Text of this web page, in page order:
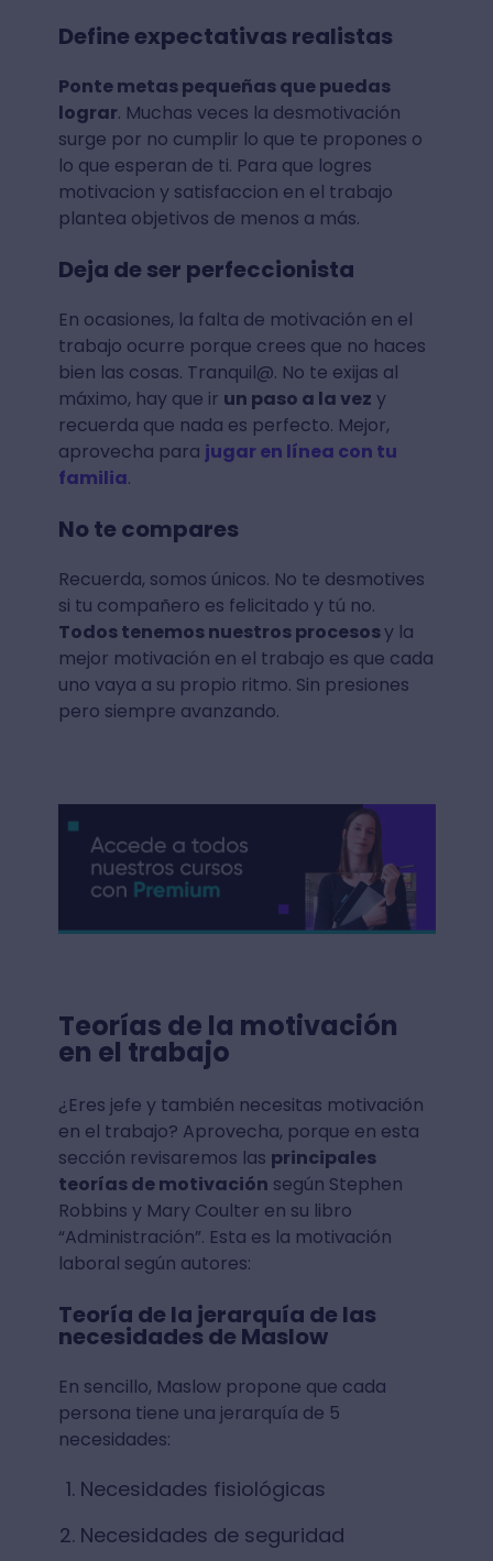
Define expectativas realistas
Ponte metas pequeñas que puedas
lograr. Muchas veces la desmotivación
surge por no cumplir lo que te propones o
lo que esperan de ti. Para que logres
motivacion y satisfaccion en el trabajo
plantea objetivos de menos a más.
Deja de ser perfeccionista
En ocasiones, la falta de motivación en el
trabajo ocurre porque crees que no haces
bien las cosas. Tranquil@. No te exijas al
máximo, hay que ir un paso a la vez y
recuerda que nada es perfecto. Mejor,
aprovecha para jugar en línea con tu
familia.
No te compares
Recuerda, somos únicos. No te desmotives
si tu compañero es felicitado y tú no.
Todos tenemos nuestros procesosy la
mejor motivación en el trabajo es que cada
uno vaya a su propio ritmo. Sin presiones
pero siempre avanzando.
Teorías de la motivación
en el trabajo
¿Eres jefe y también necesitas motivación
en el trabajo? Aprovecha, porque en esta
sección revisaremos las principales
teorías de motivación según Stephen
Robbins y Mary Coulter en su libro
“Administración”. Esta es la motivación
laboral según autores:
Teoría de la jerarquía de las
necesidades de Maslow
En sencillo, Maslow propone que cada
persona tiene una jerarquía de 5
necesidades:
Necesidades fisiológicas
Necesidades de seguridad